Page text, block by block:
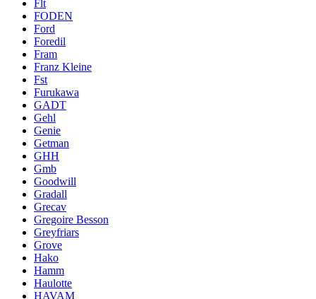
Flt
FODEN
Ford
Foredil
Fram
Franz Kleine
Fst
Furukawa
GADT
Gehl
Genie
Getman
GHH
Gmb
Goodwill
Gradall
Grecav
Gregoire Besson
Greyfriars
Grove
Hako
Hamm
Haulotte
HAVAM